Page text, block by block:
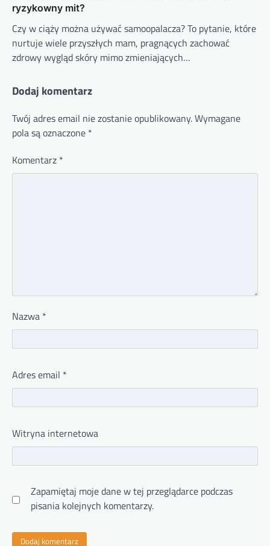
ryzykowny mit?
Czy w ciąży można używać samoopalacza? To pytanie, które
nurtuje wiele przyszłych mam, pragnących zachować
zdrowy wygląd skóry mimo zmieniających…
Dodaj komentarz
Twój adres email nie zostanie opublikowany.Wymagane
pola są oznaczone *
Komentarz *
Nazwa *
Adres email *
Witryna internetowa
Zapamiętaj moje dane w tej przeglądarce podczas
pisania kolejnych komentarzy.